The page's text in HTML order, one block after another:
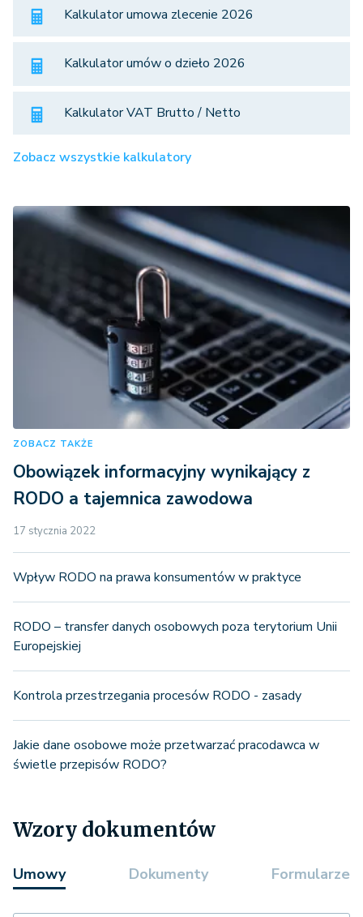
Kalkulator umowa zlecenie 2026
Kalkulator umów o dzieło 2026
Kalkulator VAT Brutto / Netto
Zobacz wszystkie kalkulatory
ZOBACZ TAKŻE
Obowiązek informacyjny wynikający z
RODO a tajemnica zawodowa
17 stycznia 2022
Wpływ RODO na prawa konsumentów w praktyce
RODO – transfer danych osobowych poza terytorium Unii
Europejskiej
Kontrola przestrzegania procesów RODO - zasady
Jakie dane osobowe może przetwarzać pracodawca w
świetle przepisów RODO?
Wzory dokumentów
Umowy Dokumenty Formularze